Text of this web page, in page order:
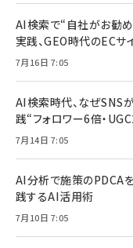
AI検索で“自社がお勧
実践、GEO時代のECサ
7月16日 7:05
AI検索時代、なぜSNS
践“フォロワー6倍・
7月14日 7:05
AI分析で施策のPDCA
践するAI活用術
7月10日 7:05